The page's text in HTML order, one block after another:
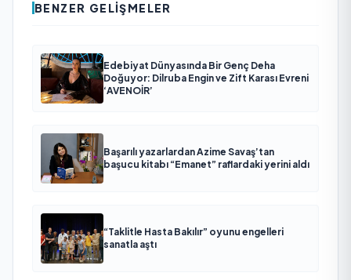
BENZER GELIŞMELER
Edebiyat Dünyasında Bir Genç Deha
Doğuyor: Dilruba Engin ve Zift Karası Evreni
‘AVENOİR’
Başarılı yazarlardan Azime Savaş’tan
başucu kitabı “Emanet” raflardaki yerini aldı
“Taklitle Hasta Bakılır” oyunu engelleri
sanatla aştı